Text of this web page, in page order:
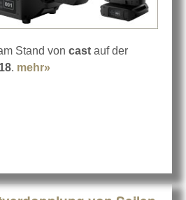
Stand von cast auf der
. mehr»